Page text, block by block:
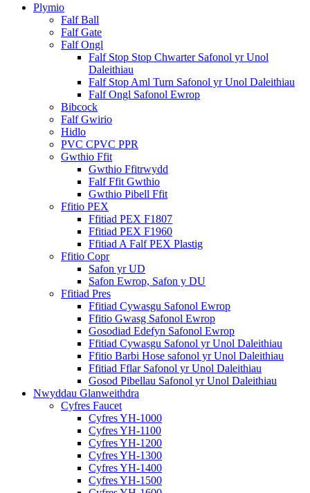
Plymio
Falf Ball
Falf Gate
Falf Ongl
Falf Stop Stop Chwarter Safonol yr Unol
Daleithiau
Falf Stop Aml Turn Safonol yr Unol Daleithiau
Falf Ongl Safonol Ewrop
Bibcock
Falf Gwirio
Hidlo
PVC CPVC PPR
Gwthio Ffit
Gwthio Ffitrwydd
Falf Ffit Gwthio
Gwthio Pibell Ffit
Ffitio PEX
Ffitiad PEX F1807
Ffitiad PEX F1960
Ffitiad A Falf PEX Plastig
Ffitio Copr
Safon yr UD
Safon Ewrop, Safon y DU
Ffitiad Pres
Ffitiad Cywasgu Safonol Ewrop
Ffitio Gwasg Safonol Ewrop
Gosodiad Edefyn Safonol Ewrop
Ffitiad Cywasgu Safonol yr Unol Daleithiau
Ffitio Barbi Hose safonol yr Unol Daleithiau
Ffitiad Fflar Safonol yr Unol Daleithiau
Gosod Pibellau Safonol yr Unol Daleithiau
Nwyddau Glanweithdra
Cyfres Faucet
Cyfres YH-1000
Cyfres YH-1100
Cyfres YH-1200
Cyfres YH-1300
Cyfres YH-1400
Cyfres YH-1500